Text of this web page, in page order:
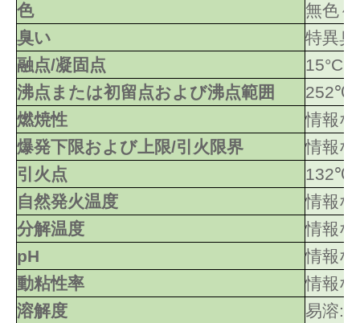
色
無色
臭い
特異臭
融点/凝固点
15°C(
沸点または初留点および沸点範囲
252℃
燃焼性
情報
爆発下限および上限/引火限界
情報
引火点
132℃
自然発火温度
情報
分解温度
情報
pH
情報
動粘性率
情報
溶解度
易溶: